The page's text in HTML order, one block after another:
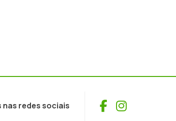
nas redes sociais Facebook
Instagram